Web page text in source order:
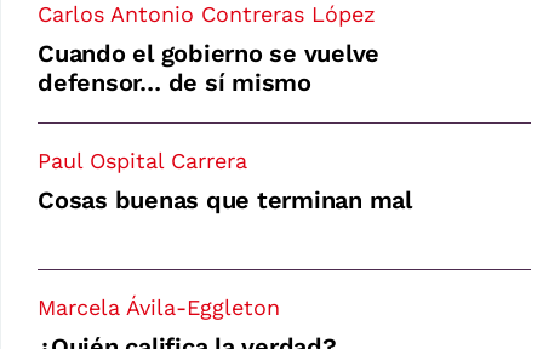
Carlos Antonio Contreras López
Cuando el gobierno se vuelve
defensor… de sí mismo
Paul Ospital Carrera
Cosas buenas que terminan mal
Marcela Ávila-Eggleton